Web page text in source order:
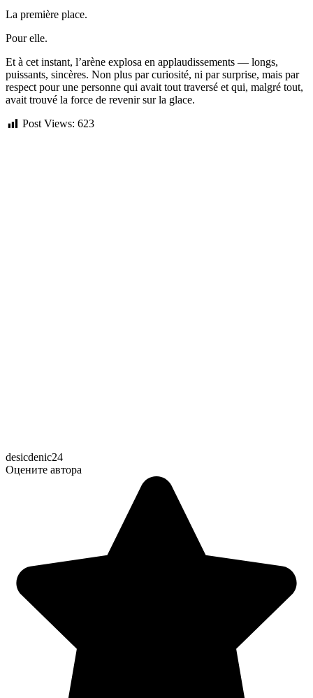
La première place.
Pour elle.
Et à cet instant, l’arène explosa en applaudissements — longs,
puissants, sincères. Non plus par curiosité, ni par surprise, mais par
respect pour une personne qui avait tout traversé et qui, malgré tout,
avait trouvé la force de revenir sur la glace.
Post Views: 623
desicdenic24
Оцените автора